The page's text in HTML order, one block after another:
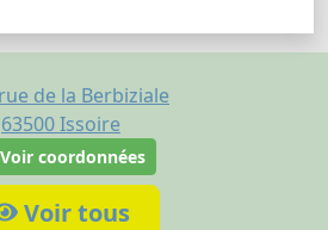
de la Berbiziale
63500Issoire
coordonnées
Voir tous